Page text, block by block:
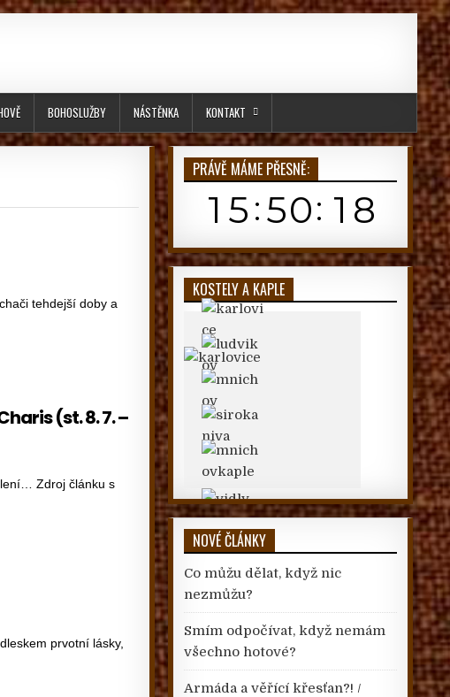
BOHOSLUŽBY NÁSTĚNKA KONTAKT
tehdejší doby a
(st. 8. 7. –
Zdroj článku s
prvotní lásky,
PRÁVĚ MÁME PŘESNĚ:
KOSTELY A KAPLE
NOVÉ ČLÁNKY
Co můžu dělat, když nic
nezmůžu?
Smím odpočívat, když nemám
všechno hotové?
Armáda a věřící křesťan?! /